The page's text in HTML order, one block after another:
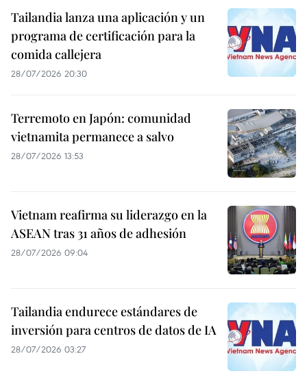
Tailandia lanza una aplicación y un
programa de certificación para la
comida callejera
28/07/2026 20:30
Terremoto en Japón: comunidad
vietnamita permanece a salvo
28/07/2026 13:53
Vietnam reafirma su liderazgo en la
ASEAN tras 31 años de adhesión
28/07/2026 09:04
Tailandia endurece estándares de
inversión para centros de datos de IA
28/07/2026 03:27